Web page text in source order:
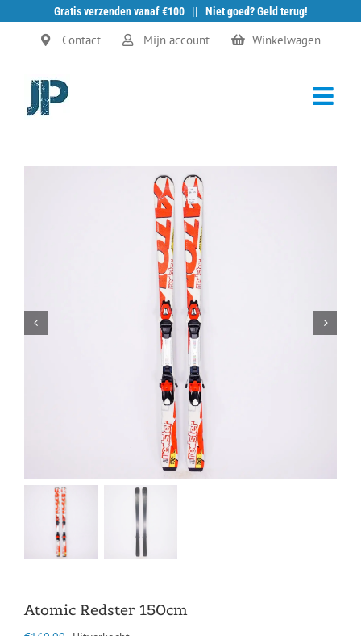
Gratis verzenden vanaf €100 || Niet goed? Geld terug!
Ga
Contact Mijn account Winkelwagen
Atomic Redster 150cm